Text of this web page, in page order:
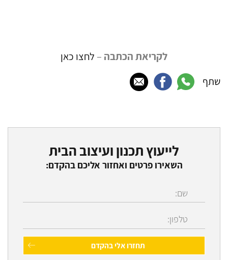
לקריאת הכתבה – לחצו כאן
שתף
לייעוץ תכנון ועיצוב הבית
השאירו פרטים ואחזור אליכם בהקדם: